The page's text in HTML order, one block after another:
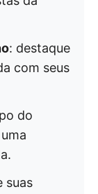
: destaque
com seus
do
suas